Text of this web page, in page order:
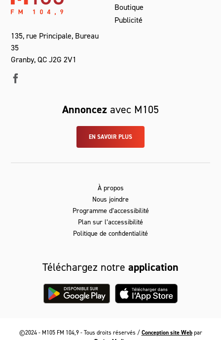
135, rue Principale, Bureau
35
Granby, QC J2G 2V1
Boutique
Publicité
Annoncez avec M105
EN SAVOIR PLUS
À propos
Nous joindre
Programme d’accessibilité
Plan sur l’accessibilité
Politique de confidentialité
Téléchargez notre application
©2024 - M105 FM 104,9 - Tous droits réservés /Conception site Webpar